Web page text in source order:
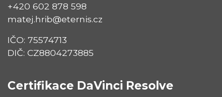
+420 602 878 598
matej.hrib@eternis.cz
IČO: 75574713
DIČ: CZ8804273885
Certifikace DaVinci Resolve